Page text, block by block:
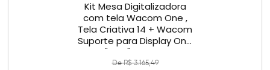
Kit Mesa Digitalizadora
com tela Wacom One ,
Tela Criativa 14 + Wacom
Suporte para Display One
12" e 13" ACK649Z
De R$ 3.165,49